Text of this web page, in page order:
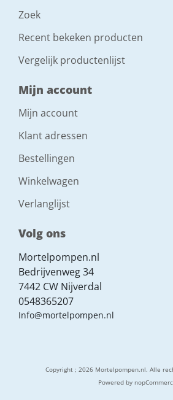
Zoek
Recent bekeken producten
Vergelijk productenlijst
Mijn account
Mijn account
Klant adressen
Bestellingen
Winkelwagen
Verlanglijst
Volg ons
Mortelpompen.nl
Bedrijvenweg 34
7442 CW Nijverdal
0548365207
Info@mortelpompen.nl
Copyright ; 2026 Mortelpompen.nl. Alle
Powered by